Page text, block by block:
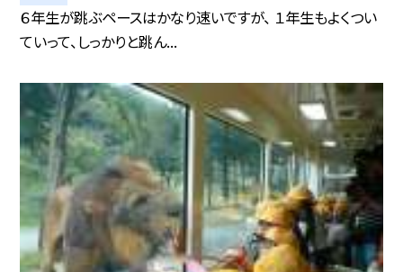
６年生が跳ぶペースはかなり速いですが、 １年生もよくつい
ていって、しっかりと跳ん...